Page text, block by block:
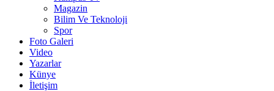
Magazin
Bilim Ve Teknoloji
Spor
Foto Galeri
Video
Yazarlar
Künye
İletişim